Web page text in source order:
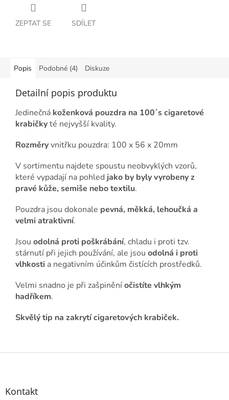
ZEPTAT SE SDÍLET
Popis Podobné (4) Diskuze
Detailní popis produktu
Jedinečná koženková pouzdra na 100´s cigaretové
krabičkyté nejvyšší kvality.
Rozměryvnitřku pouzdra: 100 x 56 x 20mm
V sortimentu najdete spoustu neobvyklých vzorů,
které vypadají na pohled jako by byly vyrobeny z
pravé kůže, semiše nebo textilu.
Pouzdra jsou dokonale pevná, měkká, lehoučká a
velmi atraktivní.
Jsou odolná proti poškrábání, chladu i proti tzv.
stárnutí při jejich používání, ale jsou odolná i proti
vlhkosti a negativním účinkům čistících prostředků.
Velmi snadno je při zašpiněníočistíte vlhkým
hadříkem.
Skvělý tip na zakrytí cigaretových krabiček.
Z
Kontakt